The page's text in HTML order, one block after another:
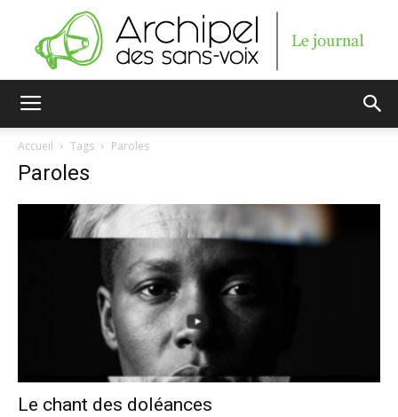
sans-
voix
Accueil Tags Paroles
Paroles
Le chant des doléances